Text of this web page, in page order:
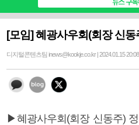
[모임] 혜광사우회(회장 신
디지털콘텐츠팀 inews@kookje.co.kr | 2024.01.15 20:08
▶혜광사우회(회장 신동주)